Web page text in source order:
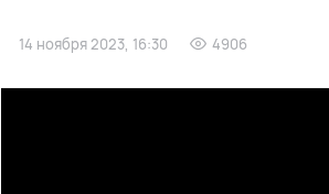
14 ноября 2023, 16:30 4906